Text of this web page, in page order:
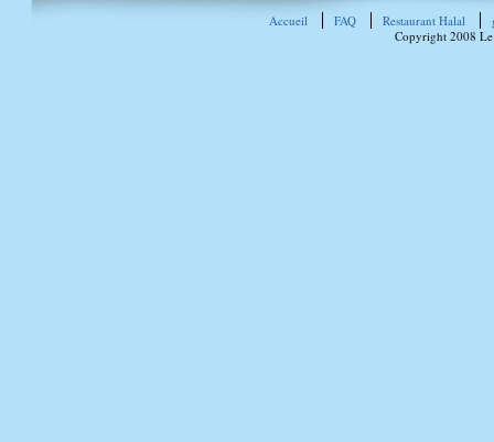
Accueil FAQ Restaurant Halal
Copyright 2008